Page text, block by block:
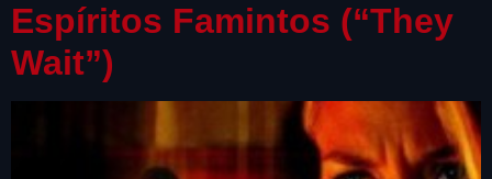
Espíritos Famintos (“They
Wait”)